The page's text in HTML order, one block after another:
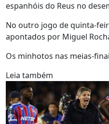
espanhóis do Reus no
No outro jogo de quinta-
apontados por Miguel
Os minhotos nas meias-
Leia também